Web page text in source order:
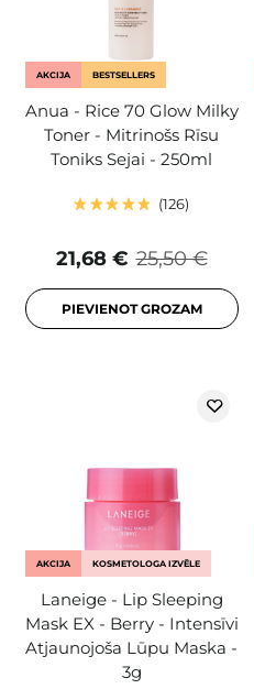
AKCIJA BESTSELLERS
Anua - Rice 70 Glow Milky
Toner - Mitrinošs Rīsu
Toniks Sejai - 250ml
126
25,50 €
21,68 €
PIEVIENOT GROZAM
AKCIJA KOSMETOLOGA IZVĒLE
Laneige - Lip Sleeping
Mask EX - Berry - Intensīvi
Atjaunojoša Lūpu Maska -
3g